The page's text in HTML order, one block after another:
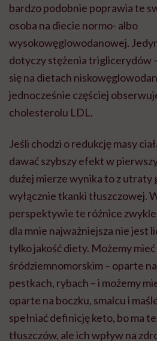
bardzo podobnie poprawia te
osoba na diecie normo- albo
wysokowęglowodanowej.
dotyczy stężenia triglicerydów
się na dietach
jednocześnie częściej
cholesterolu LDL.
Jeśli chodzi o redukcję masy
dawać szybszy efekt w
dużej mierze wynika to z utraty
wyłącznie tkanki tłuszczowej.
perspektywie te różnice
dla mnie najważniejsza nie jest
tylko jakość diety. Możemy
śródziemnomorskim – oparte
pestkach, rybach – i możemy
oparte na boczku, smalcu i
spełniać definicję keto, bo ma
tłuszczów, ale ich wpływ na